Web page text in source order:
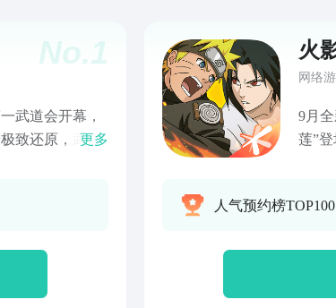
No.1
武道会开幕，
致还原，武道
验最震撼的打
更多
火
网络
9月
莲”登场
行证
人气预约榜